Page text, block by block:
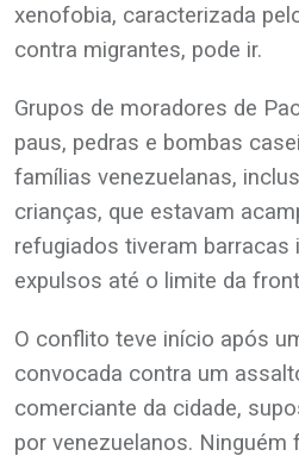
xenofobia, caracterizada
contra migrantes, pode ir.
Grupos de moradores de
paus, pedras e bombas
famílias venezuelanas,
crianças, que estavam
refugiados tiveram barracas
expulsos até o limite da
O conflito teve início após
convocada contra um
comerciante da cidade,
por venezuelanos.